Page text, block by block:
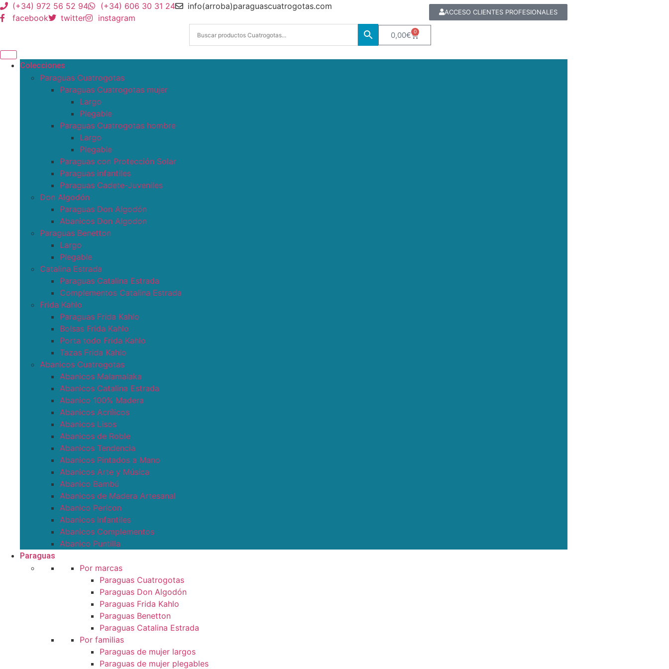
(+34) 972 56 52 94 (+34) 606 30 31 24
info(arroba)paraguascuatrogotas.com
facebook
twitter instagram
ACCESO CLIENTES PROFESIONALES
0,00€ 0
Colecciones
Paraguas Cuatrogotas
Paraguas Cuatrogotas mujer
Largo
Plegable
Paraguas Cuatrogotas hombre
Largo
Plegable
Paraguas con Protección Solar
Paraguas infantiles
Paraguas Cadete-Juveniles
Don Algodón
Paraguas Don Algodón
Abanicos Don Algodon
Paraguas Benetton
Largo
Plegable
Catalina Estrada
Paraguas Catalina Estrada
Complementos Catalina Estrada
Frida Kahlo
Paraguas Frida Kahlo
Bolsas Frida Kahlo
Porta todo Frida Kahlo
Tazas Frida Kahlo
Abanicos Cuatrogotas
Abanicos Malamalaka
Abanicos Catalina Estrada
Abanico 100% Madera
Abanicos Acrílicos
Abanicos Lisos
Abanicos de Roble
Abanicos Tendencia
Abanicos Pintados a Mano
Abanicos Arte y Música
Abanico Bambú
Abanicos de Madera Artesanal
Abanico Pericon
Abanicos Infantiles
Abanicos Complementos
Abanico Puntilla
Paraguas
Por marcas
Paraguas Cuatrogotas
Paraguas Don Algodón
Paraguas Frida Kahlo
Paraguas Benetton
Paraguas Catalina Estrada
Por familias
Paraguas de mujer largos
Paraguas de mujer plegables